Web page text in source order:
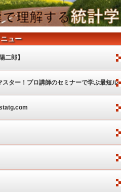
ュー
二郎】
ター！プロ講師のセミナーで学ぶ最短ル